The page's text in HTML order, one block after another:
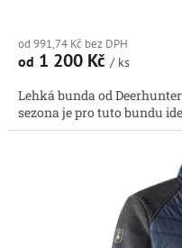
od 991,74 Kč bez DPH
od 1 200 Kč / ks
Lehká bunda od
sezona je pro tuto bundu